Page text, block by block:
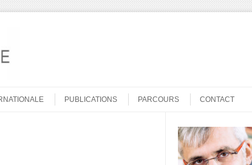
PUBLICATIONS PARCOURS CONTACT